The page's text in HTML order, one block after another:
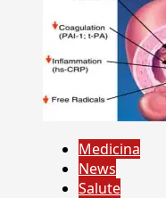
Medicina
News
Salute